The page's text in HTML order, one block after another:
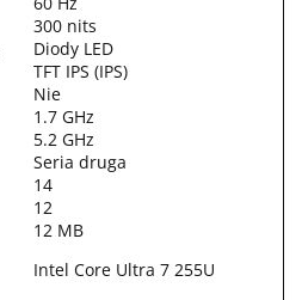
300 nits
Diody LED
TFT IPS (IPS)
Nie
1.7 GHz
5.2 GHz
Seria druga
14
12
12 MB
Intel Core Ultra 7 255U